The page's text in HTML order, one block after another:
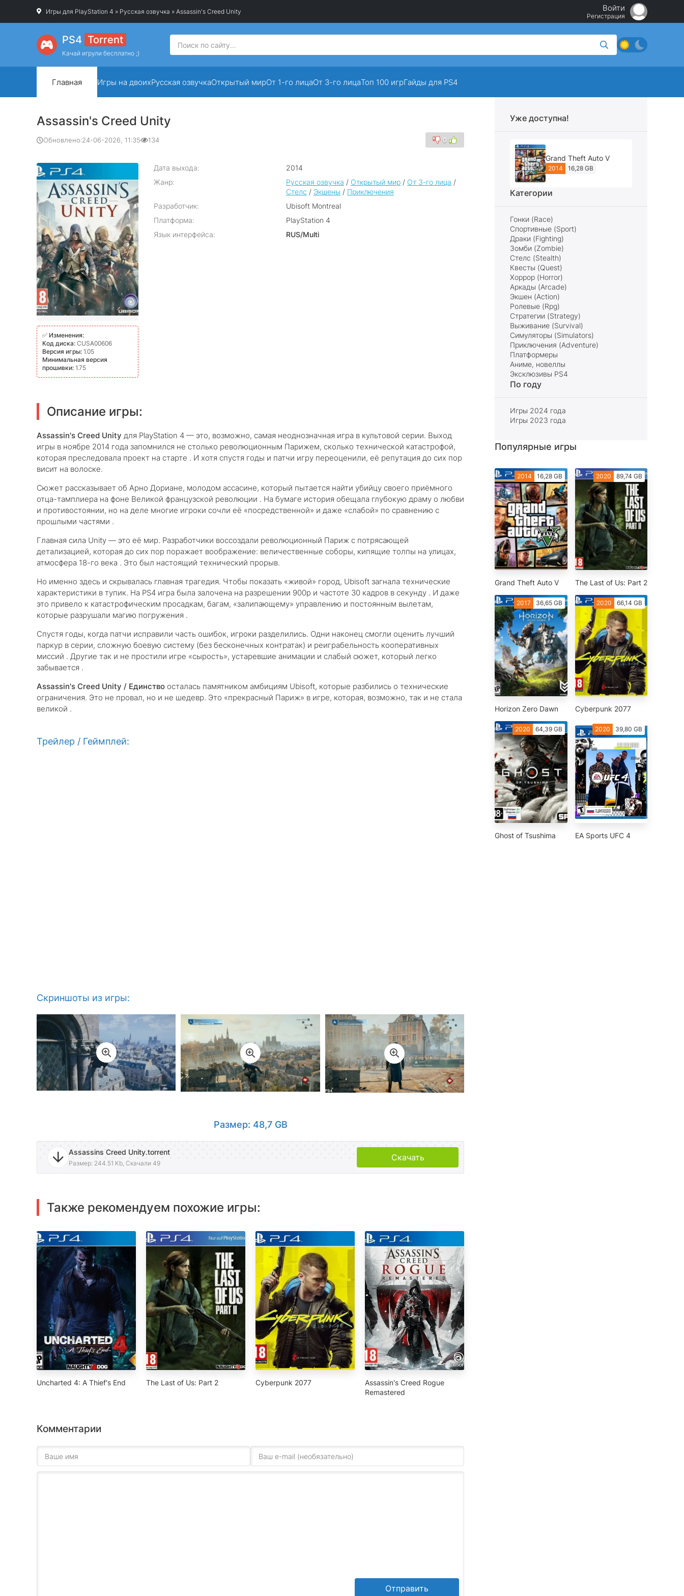
Игры для PlayStation 4 » Русская озвучка » Assassin's Creed Unity Войти
Регистрация
PS4 Torrent
Качай игрули бесплатно ;)
Главная Игры на двоихРусская озвучкаОткрытый мирОт 1-го лицаОт 3-го лицаТоп 100 игрГайды для PS4
Assassin's Creed Unity
Обновлено:24-06-2026, 11:35 134 0
✅ Изменения:
Код диска: CUSA00606
Версия игры: 1.05
Минимальная версия
прошивки: 1.75
Дата выхода:
2014
Жанр:
Русская озвучка / Открытый мир / От 3-го лица /
Стелс / Экшены / Приключения
Разработчик:
Ubisoft Montreal
Платформа:
PlayStation 4
Язык интерфейса:
RUS/Multi
Описание игры:
Assassin's Creed Unity для PlayStation 4 — это, возможно, самая неоднозначная игра в культовой серии. Выход
игры в ноябре 2014 года запомнился не столько революционным Парижем, сколько технической катастрофой,
которая преследовала проект на старте . И хотя спустя годы и патчи игру переоценили, её репутация до сих пор
висит на волоске.
Сюжет рассказывает об Арно Дориане, молодом ассасине, который пытается найти убийцу своего приёмного
отца-тамплиера на фоне Великой французской революции . На бумаге история обещала глубокую драму о любви
и противостоянии, но на деле многие игроки сочли её «посредственной» и даже «слабой» по сравнению с
прошлыми частями .
Главная сила Unity — это её мир. Разработчики воссоздали революционный Париж с потрясающей
детализацией, которая до сих пор поражает воображение: величественные соборы, кипящие толпы на улицах,
атмосфера 18-го века . Это был настоящий технический прорыв.
Но именно здесь и скрывалась главная трагедия. Чтобы показать «живой» город, Ubisoft загнала технические
характеристики в тупик. На PS4 игра была залочена на разрешении 900p и частоте 30 кадров в секунду . И даже
это привело к катастрофическим просадкам, багам, «залипающему» управлению и постоянным вылетам,
которые разрушали магию погружения .
Спустя годы, когда патчи исправили часть ошибок, игроки разделились. Одни наконец смогли оценить лучший
паркур в серии, сложную боевую систему (без бесконечных контратак) и реиграбельность кооперативных
миссий . Другие так и не простили игре «сырость», устаревшие анимации и слабый сюжет, который легко
забывается .
Assassin's Creed Unity / Единство осталась памятником амбициям Ubisoft, которые разбились о технические
ограничения. Это не провал, но и не шедевр. Это «прекрасный Париж» в игре, которая, возможно, так и не стала
великой .
Трейлер / Геймплей:
Скриншоты из игры:
Размер: 48,7 GB
Assassins Creed Unity.torrent
Размер: 244.51 Kb, Скачали 49
Скачать
Также рекомендуем похожие игры:
Uncharted 4: A Thief's End The Last of Us: Part 2 Cyberpunk 2077
Assassin's Creed Rogue
Remastered
Комментарии
Отправить
Уже доступна!
Grand Theft Auto V
2014 16,28 GB
Категории
Гонки (Race)
Спортивные (Sport)
Драки (Fighting)
Зомби (Zombie)
Стелс (Stealth)
Квесты (Quest)
Хоррор (Horror)
Аркады (Arcade)
Экшен (Action)
Ролевые (Rpg)
Стратегии (Strategy)
Выживание (Survival)
Симуляторы (Simulators)
Приключения (Adventure)
Платформеры
Аниме, новеллы
Эксклюзивы PS4
По году
Игры 2024 года
Игры 2023 года
Популярные игры
2014 16,28 GB
Grand Theft Auto V
2020 89,74 GB
The Last of Us: Part 2
2017 36,65 GB
Horizon Zero Dawn
2020 66,14 GB
Cyberpunk 2077
2020 64,39 GB
Ghost of Tsushima
2020 39,80 GB
EA Sports UFC 4